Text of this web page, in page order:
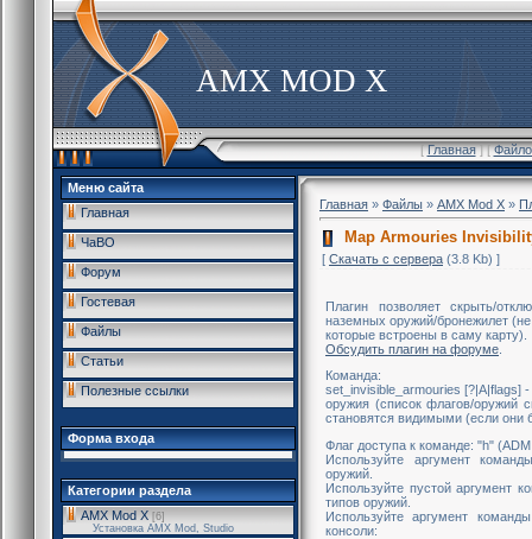
AMX MOD X
[Главная] [
Меню сайта
Главная
ЧаВО
Форум
Гостевая
Файлы
Статьи
Полезные ссылки
Форма входа
Категории раздела
AMX Mod X [6]
Установка AMX Mod, Studio
Главная » Файлы » AMX Mod X »
Map Armouries
[ Скачать с сервера (3.8 Kb) ]
Плагин позволяет скрыть/
наземных оружий/бронежилет
которые встроены в саму карту).
Обсудить плагин на форуме
Команда:
set_invisible_armouries [?|A|flags]
оружия (список флагов/оружий
становятся видимыми (если они
Флаг доступа к команде: "h"
Используйте аргумент
оружий.
Используйте пустой аргумент
типов оружий.
Используйте аргумент
консоли: